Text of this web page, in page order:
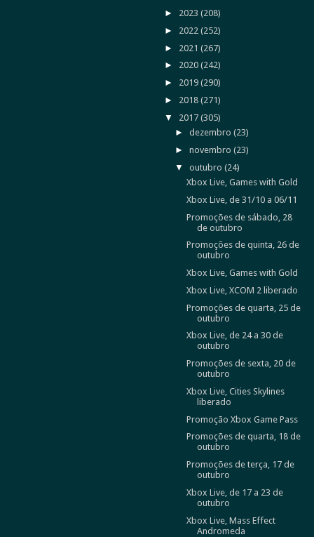
► 2023 (208)
► 2022 (252)
► 2021 (267)
► 2020 (242)
► 2019 (290)
► 2018 (271)
▼ 2017 (305)
►dezembro(23)
►novembro(23)
▼outubro(24)
Xbox Live, Games with Gold
Xbox Live, de 31/10 a 06/11
Promoções de sábado, 28
de outubro
Promoções de quinta, 26 de
outubro
Xbox Live, Games with Gold
Xbox Live, XCOM 2 liberado
Promoções de quarta, 25 de
outubro
Xbox Live, de 24 a 30 de
outubro
Promoções de sexta, 20 de
outubro
Xbox Live, Cities Skylines
liberado
Promoção Xbox Game Pass
Promoções de quarta, 18 de
outubro
Promoções de terça, 17 de
outubro
Xbox Live, de 17 a 23 de
outubro
Xbox Live, Mass Effect
Andromeda